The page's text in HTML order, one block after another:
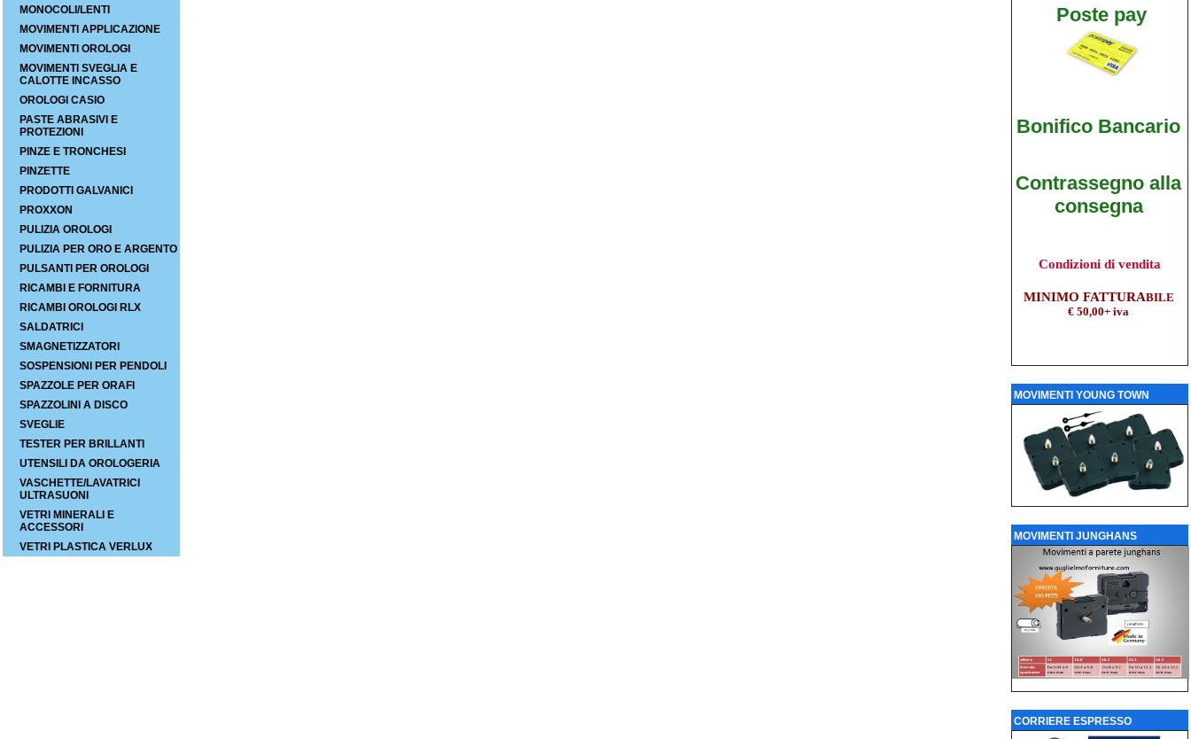
MONOCOLI/LENTI
MOVIMENTI APPLICAZIONE
MOVIMENTI OROLOGI
MOVIMENTI SVEGLIA E
CALOTTE INCASSO
OROLOGI CASIO
PASTE ABRASIVI E
PROTEZIONI
PINZE E TRONCHESI
PINZETTE
PRODOTTI GALVANICI
PROXXON
PULIZIA OROLOGI
PULIZIA PER ORO E ARGENTO
PULSANTI PER OROLOGI
RICAMBI E FORNITURA
RICAMBI OROLOGI RLX
SALDATRICI
SMAGNETIZZATORI
SOSPENSIONI PER PENDOLI
SPAZZOLE PER ORAFI
SPAZZOLINI A DISCO
SVEGLIE
TESTER PER BRILLANTI
UTENSILI DA OROLOGERIA
VASCHETTE/LAVATRICI
ULTRASUONI
VETRI MINERALI E
ACCESSORI
VETRI PLASTICA VERLUX
Poste pay
Bonifico Bancario
Contrassegno alla
consegna
Condizioni di vendita
MINIMO FATTURABILE
€ 50,00+ iva
MOVIMENTI YOUNG TOWN
MOVIMENTI JUNGHANS
CORRIERE ESPRESSO